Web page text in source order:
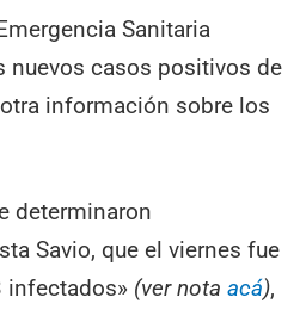
Sanitaria
nuevos casos positivos de
información sobre los
determinaron
Savio, que el viernes fue
infectados» (ver notaacá),